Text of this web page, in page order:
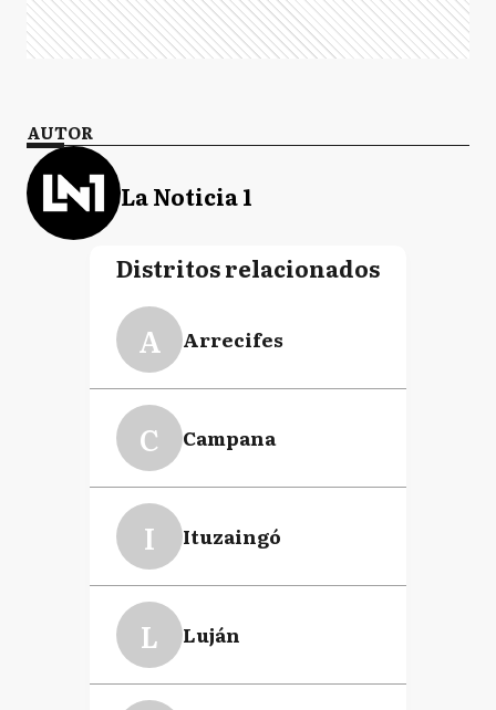
AUTOR
La Noticia 1
Distritos relacionados
A Arrecifes
C Campana
I Ituzaingó
L Luján